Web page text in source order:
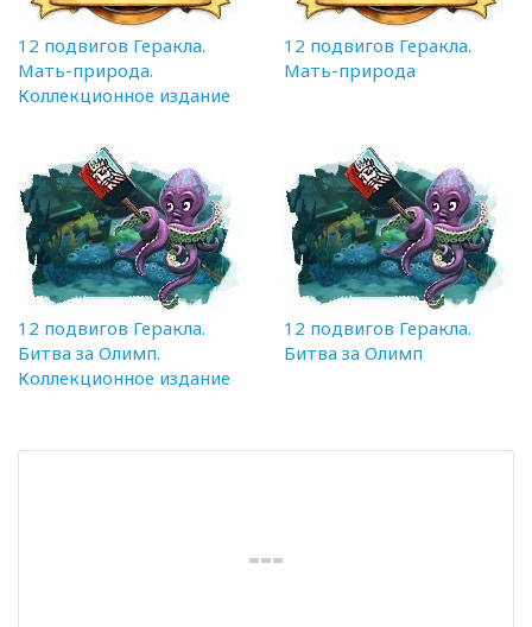
12 подвигов Геракла.
Мать-природа.
Коллекционное издание
12 подвигов Геракла.
Мать-природа
12 подвигов Геракла.
Битва за Олимп.
Коллекционное издание
12 подвигов Геракла.
Битва за Олимп